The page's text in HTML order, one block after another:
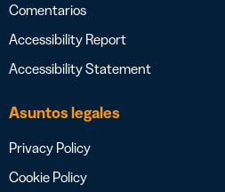
Comentarios
Accessibility Report
Accessibility Statement
Asuntos legales
Privacy Policy
Cookie Policy